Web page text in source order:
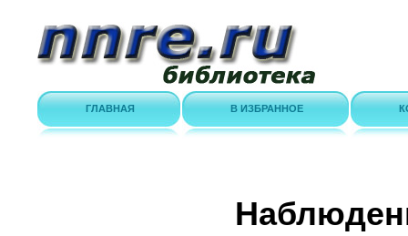
ГЛАВНАЯ В ИЗБРАННОЕ